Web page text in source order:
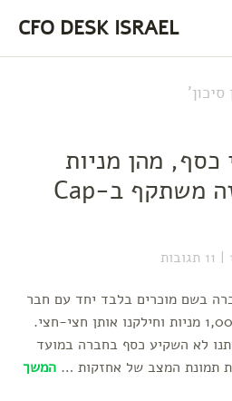
CFO DESK ISRAEL
סיכון’
כסף, מהן מניות
בכורה ואיך כל זה משתקף ב-Cap
11 תגובות
והקמתי ב-1.1.2015 חברה בשם מוכרים בלבד יחד עם חבר
בשם שאולי, רשמנו 1,000,000 מניות וחילקנו אותן חצי-חצי.
לא השקיע כסף בחברה במועד
תמונת המצב של אחזקות … המשך